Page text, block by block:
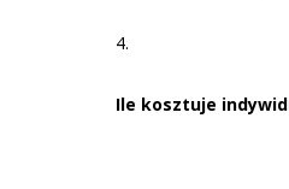
Ile kosztuje